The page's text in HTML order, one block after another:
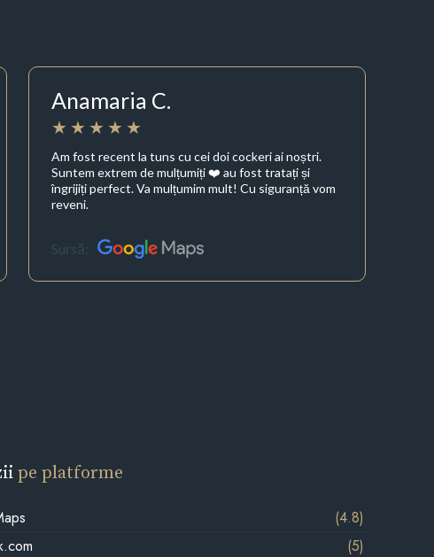
Anamaria C.
Am fost recent la tuns cu cei doi cockeri ai noștri.
Suntem extrem de mulțumiți ❤️ au fost tratați și
îngrijiți perfect. Va mulțumim mult! Cu siguranță vom
reveni.
Sursă:
pe platforme
(4.8)
(5)